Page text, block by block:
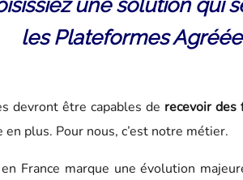
une solution qui
les Plateformes
devront être capables de recevoir des
plus. Pour nous, c’est notre métier.
France marque une évolution